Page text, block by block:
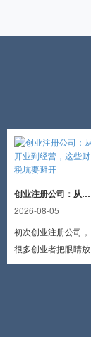
创业注册公司：从开业到经营，这些财税坑要避开
2026-08-05
初次创业注册公司，
很多创业者把眼睛放
在起名、选址、业务